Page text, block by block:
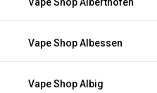
Vape Shop Albessen
Vape Shop Albig